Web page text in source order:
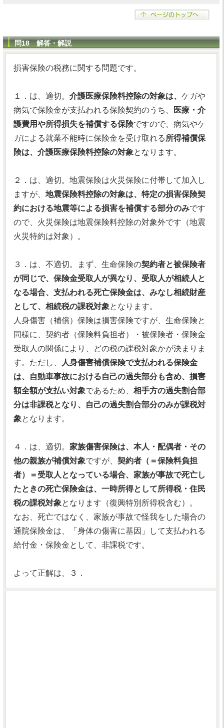
問18 解答・解説
損害保険の税務に関する問題です。
１．は、適切。 介護医療保険料控除の対象は、 ケガや
病気で保険金が支払われる保険契約のうち、
医療・介
護費用や所得損失を補償する保険ですので、病気やケ
ガによる就業不能時に保険金を受け取れる 所得補償保
険は、介護医療保険料控除の対象となります。
２．は、適切。地震保険は火災保険に付帯して加入し
ますが、 地震保険料控除の対象は、特定の損害保険契
約における地震等による損害を補償する部分のみです
ので、火災保険は地震保険料控除の対象外です（地震
火災特約は対象）。
３．は、不適切。まず、生命保険の契約者と被保険者
が同じで、保険金受取人が異なり、受取人が相続人と
なる場合、支払われる死亡保険金は、みなし相続財産
として、相続税の課税対象となります。
人身傷害（補償）保険は損害保険ですが、生命保険と
同様に、契約者（保険料負担者）・被保険者・保険金
受取人の関係により、どの税の課税対象かが決まりま
す。ただし、
人身傷害補償保険で支払われる保険金
は、自動車事故における自己の過失部分も含め、損害
額全額が支払い対象であるため、 相手方の過失割合部
分は非課税となり、自己の過失割合部分のみが課税対
象となります。
４．は、適切。 家族傷害保険は、本人・配偶者・その
他の親族が補償対象ですが、 契約者（＝保険料負担
者）＝受取人となっている場合、家族が事故で死亡し
たときの死亡保険金は、一時所得として所得税・住民
税の課税対象となります（復興特別所得税含む）。
なお、死亡ではなく、家族が事故で怪我をした場合の
通院保険金は、「身体の傷害に基因」して支払われる
給付金・保険金として、非課税です。
よって正解は、３．